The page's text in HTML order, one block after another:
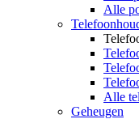
Alle
Alle
Geheugen